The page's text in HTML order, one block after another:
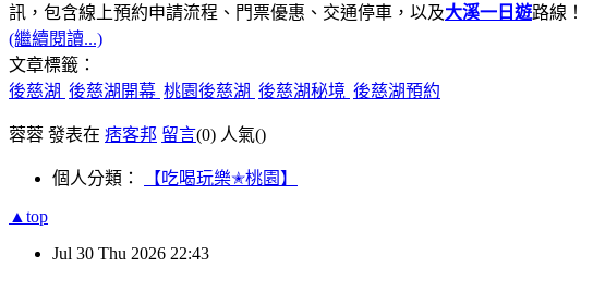
訊，包含線上預約申請流程、門票優惠、交通停車，以及大溪一日遊路線！
(繼續閱讀...)
文章標籤：
後慈湖 後慈湖開幕 桃園後慈湖 後慈湖秘境 後慈湖預約
蓉蓉 發表在 痞客邦 留言(0) 人氣()
個人分類： 【吃喝玩樂✭桃園】
▲top
Jul 30 Thu 2026 22:43